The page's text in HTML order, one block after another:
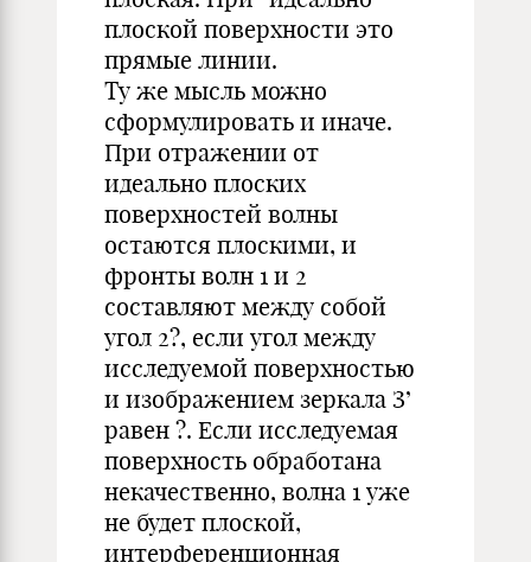
плоской поверхности это
прямые линии.
Ту же мысль можно
сформулировать и иначе.
При отражении от
идеально плоских
поверхностей волны
остаются плоскими, и
фронты волн 1 и 2
составляют между собой
угол 2?, если угол между
исследуемой поверхностью
и изображением зеркала З’
равен ?. Если исследуемая
поверхность обработана
некачественно, волна 1 уже
не будет плоской,
интерференционная